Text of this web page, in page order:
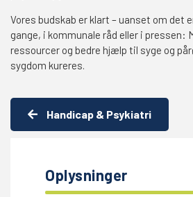
Vores budskab er klart – uanset om det
gange, i kommunale råd eller i
ressourcer og bedre hjælp til syge og
sygdom kureres.
Handicap & Psykiatri
Oplysninger